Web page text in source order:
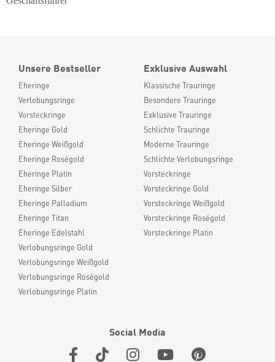
Unsere Bestseller
Eheringe
Verlobungsringe
Vorsteckringe
Eheringe Gold
Eheringe Weißgold
Eheringe Roségold
Eheringe Platin
Eheringe Silber
Eheringe Palladium
Eheringe Titan
Eheringe Edelstahl
Verlobungsringe Gold
Verlobungsringe Weißgold
Verlobungsringe Roségold
Verlobungsringe Platin
Exklusive Auswahl
Klassische Trauringe
Besondere Trauringe
Exklusive Trauringe
Schlichte Trauringe
Moderne Trauringe
Schlichte Verlobungsringe
Vorsteckringe
Vorsteckringe Gold
Vorsteckringe Weißgold
Vorsteckringe Roségold
Vorsteckringe Platin
Social Media